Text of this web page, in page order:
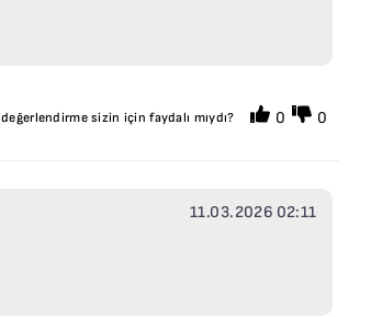
sizin için faydalı mıydı? 0 0
11.03.2026 02:11